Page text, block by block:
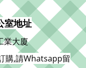
室地址
業大廈
購,請Whatsapp留